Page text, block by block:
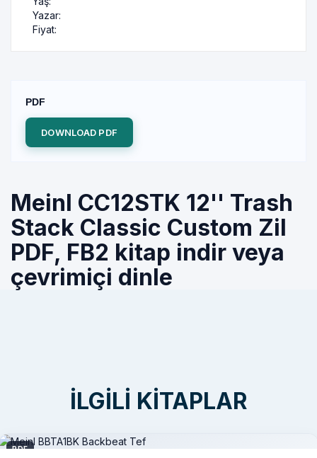
Yazar:
Fiyat:
PDF
DOWNLOAD PDF
Meinl CC12STK 12'' Trash
Stack Classic Custom Zil
PDF, FB2 kitap indir veya
çevrimiçi dinle
İLGILI KITAPLAR
PDF